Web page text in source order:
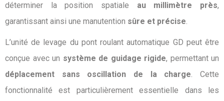
déterminer la position spatiale au millimètre près,
garantissant ainsi une manutention sûre et précise.
L’unité de levage du pont roulant automatique GD peut être
conçue avec un système de guidage rigide, permettant un
déplacement sans oscillation de la charge. Cette
fonctionnalité est particulièrement essentielle dans les